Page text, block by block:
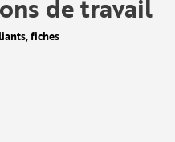
de travail
fiches